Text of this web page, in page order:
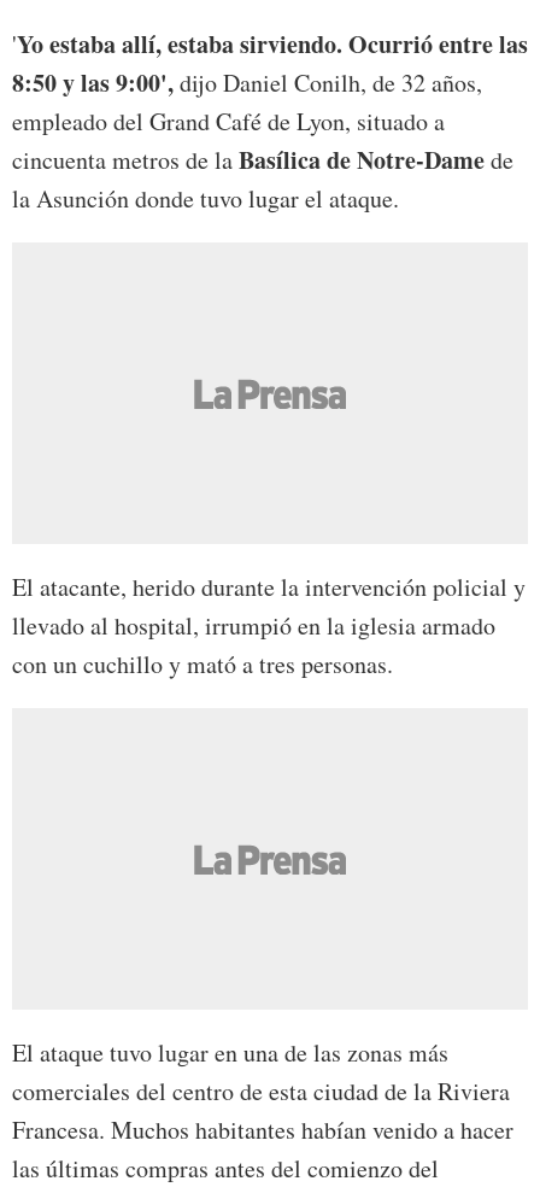
'Yo estaba allí, estaba sirviendo. Ocurrió entre las
8:50 y las 9:00',dijo Daniel Conilh, de 32 años,
empleado del Grand Café de Lyon, situado a
cincuenta metros de laBasílica de Notre-Damede
la Asunción donde tuvo lugar el ataque.
El atacante, herido durante la intervención policial y
llevado al hospital, irrumpió en la iglesia armado
con un cuchillo y mató a tres personas.
El ataque tuvo lugar en una de las zonas más
comerciales del centro de esta ciudad de la Riviera
Francesa. Muchos habitantes habían venido a hacer
las últimas compras antes del comienzo del